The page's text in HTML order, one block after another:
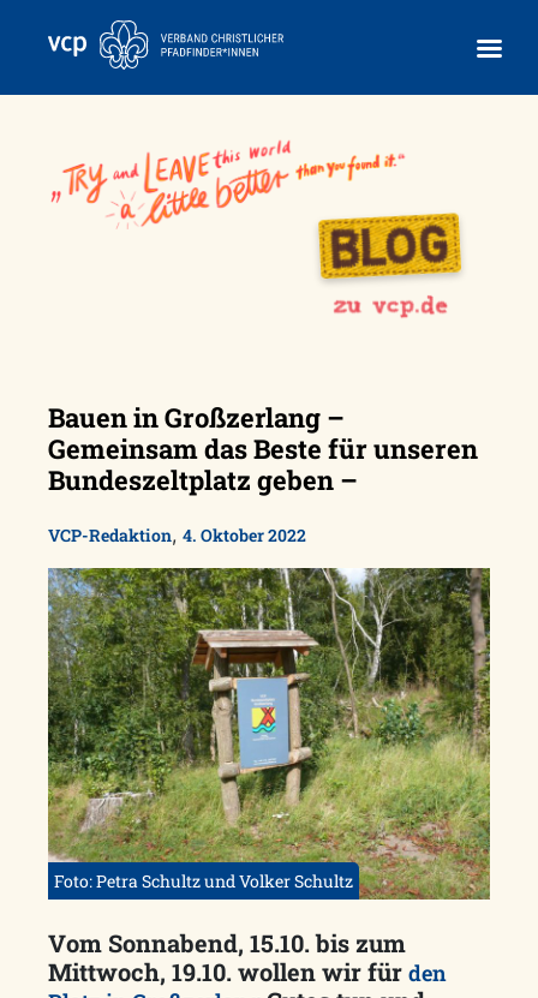
Bauen in Großzerlang –
Gemeinsam das Beste für unseren
Bundeszeltplatz geben –
VCP-Redaktion, 4. Oktober 2022
Foto: Petra Schultz und Volker Schultz
Vom Sonnabend, 15.10. bis zum
Mittwoch, 19.10. wollen wir für den